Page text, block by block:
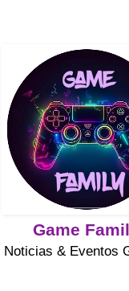
Game
Noticias & Eventos